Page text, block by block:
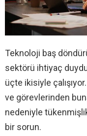
Teknoloji baş
sektörü ihtiyaç
üçte ikisiyle
ve görevlerinden
nedeniyle
bir sorun.